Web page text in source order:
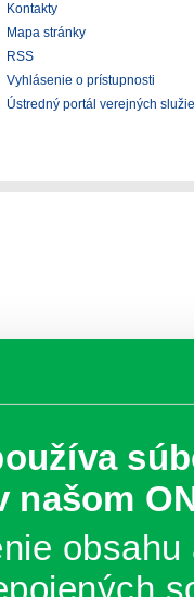
našom
Kontakty
Mapa stránky
RSS
Vyhlásenie o prístupnosti
Ústredný portál verejných